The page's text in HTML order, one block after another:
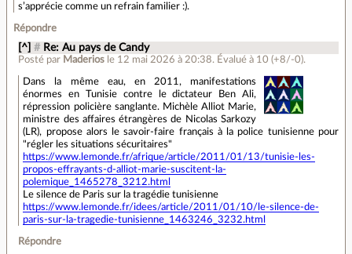
s’apprécie comme un refrain familier :).
Répondre
[^] # Re: Au pays de Candy
Posté par Maderios le 12 mai 2026 à 20:38. Évalué à 10 (+8/-0).
Dans la même eau, en 2011, manifestations
énormes en Tunisie contre le dictateur Ben Ali,
répression policière sanglante. Michèle Alliot Marie,
ministre des affaires étrangères de Nicolas Sarkozy
(LR), propose alors le savoir-faire français à la police tunisienne pour
"régler les situations sécuritaires"
https://www.lemonde.fr/afrique/article/2011/01/13/tunisie-les-
propos-effrayants-d-alliot-marie-suscitent-la-
polemique_1465278_3212.html
Le silence de Paris sur la tragédie tunisienne
https://www.lemonde.fr/idees/article/2011/01/10/le-silence-de-
paris-sur-la-tragedie-tunisienne_1463246_3232.html
Répondre